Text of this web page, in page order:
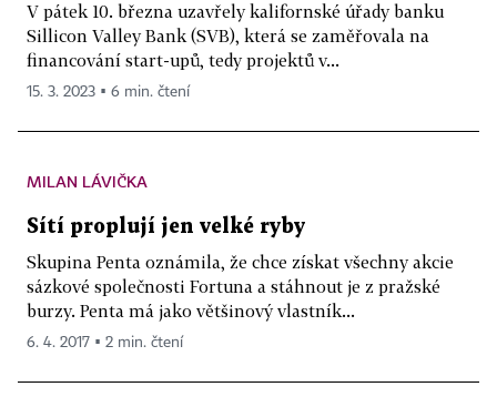
V pátek 10. března uzavřely kalifornské úřady banku
Sillicon Valley Bank (SVB), která se zaměřovala na
financování start-upů, tedy projektů v...
15. 3. 2023 ▪ 6 min. čtení
MILAN LÁVIČKA
Sítí proplují jen velké ryby
Skupina Penta oznámila, že chce získat všechny akcie
sázkové společnosti Fortuna a stáhnout je z pražské
burzy. Penta má jako většinový vlastník...
6. 4. 2017 ▪ 2 min. čtení